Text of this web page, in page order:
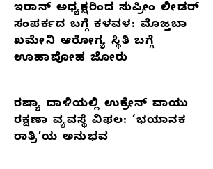
ಇರಾನ್ ಅಧ್ಯಕ್ಷರಿಂದ ಸುಪ್ರೀಂ ಲೀಡರ್
ಸಂಪರ್ಕದ ಬಗ್ಗೆ ಕಳವಳ: ಮೊಜ್ತಬಾ
ಖಮೇನಿ ಆರೋಗ್ಯ ಸ್ಥಿತಿ ಬಗ್ಗೆ
ಊಹಾಪೋಹ ಜೋರು
ರಷ್ಯಾ ದಾಳಿಯಲ್ಲಿ ಉಕ್ರೇನ್ ವಾಯು
ರಕ್ಷಣಾ ವ್ಯವಸ್ಥೆ ವಿಫಲ: ‘ಭಯಾನಕ
ರಾತ್ರಿ’ಯ ಅನುಭವ